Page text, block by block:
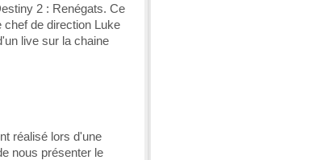
2 : Renégats. Ce
chef de direction Luke
live sur la chaine
réalisé lors d'une
nous présenter le